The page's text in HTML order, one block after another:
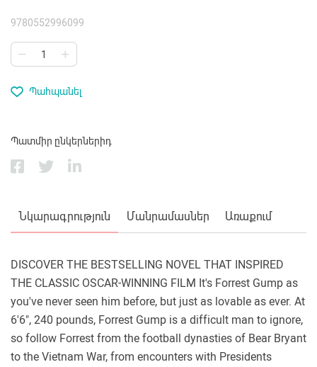
9780552996099
Պահպանել
Պատմիր ընկերներիդ
Նկարագրություն Մանրամասներ Առաքում
DISCOVER THE BESTSELLING NOVEL THAT INSPIRED
THE CLASSIC OSCAR-WINNING FILM It's Forrest Gump as
you've never seen him before, but just as lovable as ever. At
6'6", 240 pounds, Forrest Gump is a difficult man to ignore,
so follow Forrest from the football dynasties of Bear Bryant
to the Vietnam War, from encounters with Presidents